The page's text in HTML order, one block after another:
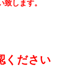
します。
ください